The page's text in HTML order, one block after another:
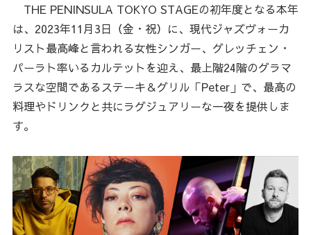
THE PENINSULA TOKYO STAGEの初年度となる本年
は、2023年11月3日（金・祝）に、現代ジャズヴォーカ
リスト最高峰と言われる女性シンガー、グレッチェン・
パーラト率いるカルテットを迎え、最上階24階のグラマ
ラスな空間であるステーキ＆グリル「Peter」で、最高の
料理やドリンクと共にラグジュアリーな一夜を提供しま
す。